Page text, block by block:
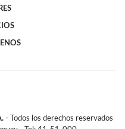
- Todos los derechos reservados